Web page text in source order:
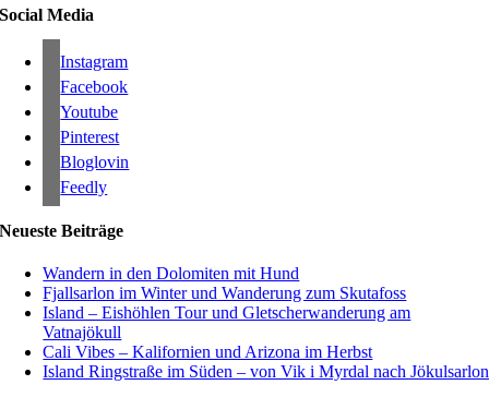
Social Media
Instagram
Facebook
Youtube
Pinterest
Bloglovin
Feedly
Neueste Beiträge
Wandern in den Dolomiten mit Hund
Fjallsarlon im Winter und Wanderung zum Skutafoss
Island – Eishöhlen Tour und Gletscherwanderung am
Vatnajökull
Cali Vibes – Kalifornien und Arizona im Herbst
Island Ringstraße im Süden – von Vik i Myrdal nach Jökulsarlon